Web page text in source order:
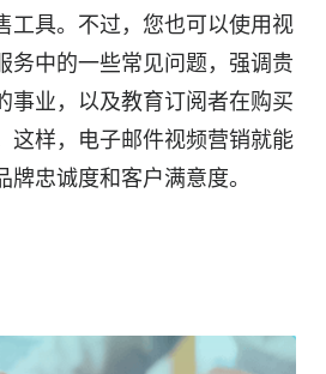
工具。不过，您也可以使用视
务中的一些常见问题，强调贵
事业，以及教育订阅者在购买
这样，电子邮件视频营销就能
忠诚度和客户满意度。